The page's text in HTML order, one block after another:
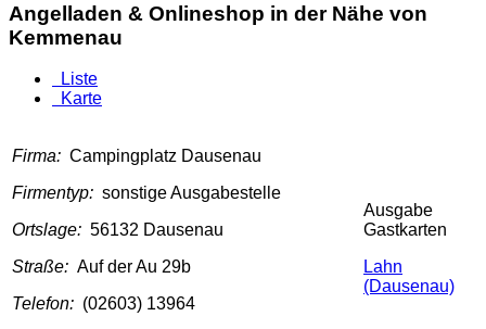
Angelladen & Onlineshop in der Nähe von
Kemmenau
Liste
Karte
Firma: Campingplatz Dausenau
Firmentyp: sonstige Ausgabestelle
Ortslage: 56132 Dausenau
Straße: Auf der Au 29b
Telefon: (02603) 13964
Ausgabe
Gastkarten
Lahn
(Dausenau)